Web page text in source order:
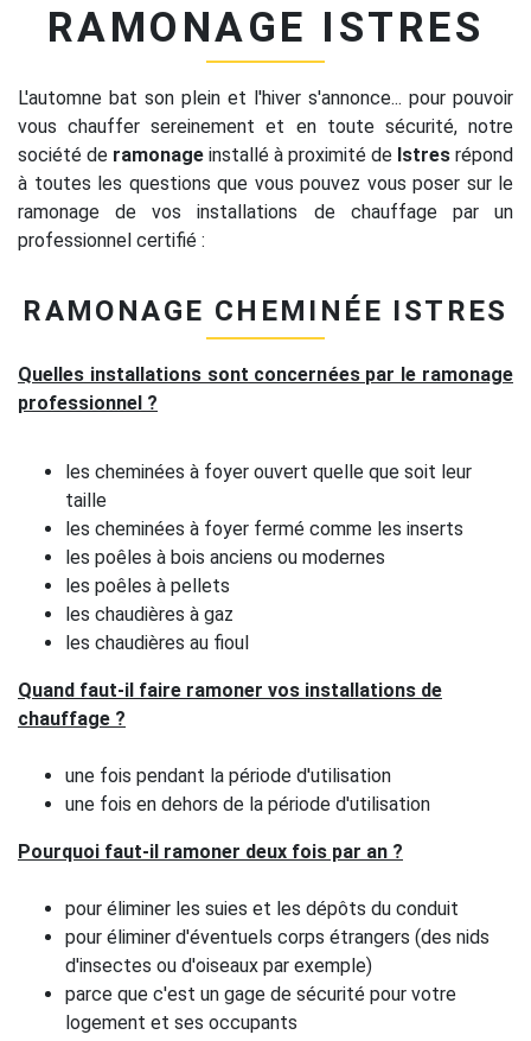
RAMONAGE ISTRES
L'automne bat son plein et l'hiver s'annonce... pour pouvoir
vous chauffer sereinement et en toute sécurité, notre
société de ramonage installé à proximité de Istres répond
à toutes les questions que vous pouvez vous poser sur le
ramonage de vos installations de chauffage par un
professionnel certifié :
RAMONAGE CHEMINÉE ISTRES
Quelles installations sont concernées par le ramonage
professionnel ?
les cheminées à foyer ouvert quelle que soit leur
taille
les cheminées à foyer fermé comme les inserts
les poêles à bois anciens ou modernes
les poêles à pellets
les chaudières à gaz
les chaudières au fioul
Quand faut-il faire ramoner vos installations de
chauffage ?
une fois pendant la période d'utilisation
une fois en dehors de la période d'utilisation
Pourquoi faut-il ramoner deux fois par an ?
pour éliminer les suies et les dépôts du conduit
pour éliminer d'éventuels corps étrangers (des nids
d'insectes ou d'oiseaux par exemple)
parce que c'est un gage de sécurité pour votre
logement et ses occupants